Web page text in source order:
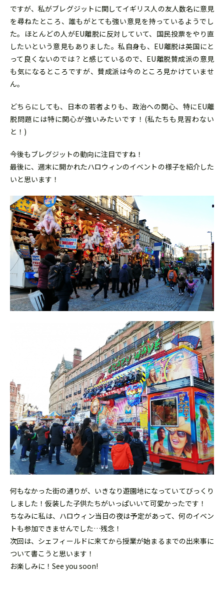
ですが、私がブレグジットに関してイギリス人の友人数名に意見
を尋ねたところ、誰もがとても強い意見を持っているようでし
た。ほとんどの人がEU離脱に反対していて、国民投票をやり直
したいという意見もありました。私自身も、EU離脱は英国にと
って良くないのでは？と感じているので、EU離脱賛成派の意見
も気になるところですが、賛成派は今のところ見かけていませ
ん。
どちらにしても、日本の若者よりも、政治への関心、特にEU離
脱問題には特に関心が強いみたいです！(私たちも見習わない
と！)
今後もブレグジットの動向に注目ですね！
最後に、週末に開かれたハロウィンのイベントの様子を紹介した
いと思います！
何もなかった街の通りが、いきなり遊園地になっていてびっくり
しました！仮装した子供たちがいっぱいいて可愛かったです！
ちなみに私は、ハロウィン当日の夜は予定があって、何のイベン
トも参加できませんでした…残念！
次回は、シェフィールドに来てから授業が始まるまでの出来事に
ついて書こうと思います！
お楽しみに！See you soon!